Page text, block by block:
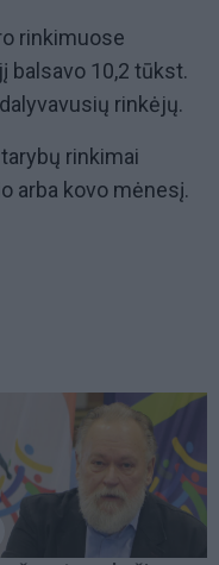
rinkimuose
balsavo 10,2 tūkst.
rinkėjų.
rinkimai
arba kovo mėnesį.